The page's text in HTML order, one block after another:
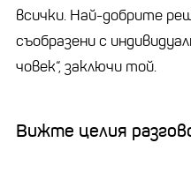
всички. Най-добрите
съобразени с
човек“, заключи той.
Вижте целия